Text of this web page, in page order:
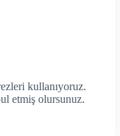
kullanıyoruz.
etmiş olursunuz.